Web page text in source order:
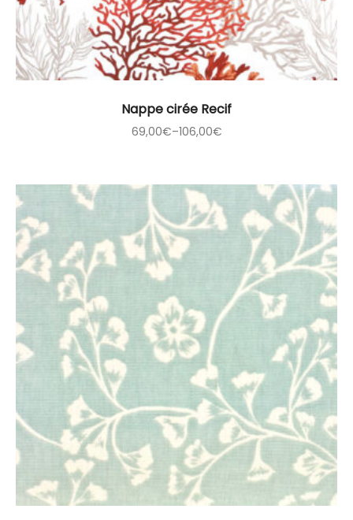
Nappe cirée Recif
69,00€–106,00€